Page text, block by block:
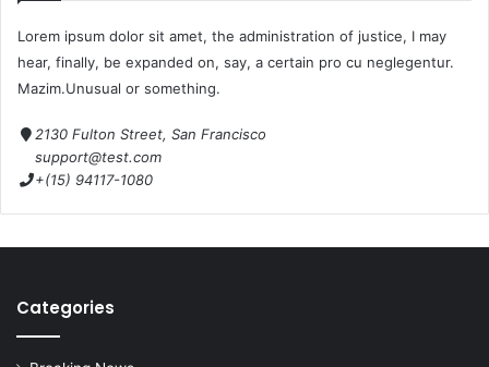
Lorem ipsum dolor sit amet, the administration of justice, I may
hear, finally, be expanded on, say, a certain pro cu neglegentur.
Mazim.Unusual or something.
2130 Fulton Street, San Francisco
support@test.com
+(15) 94117-1080
Categories